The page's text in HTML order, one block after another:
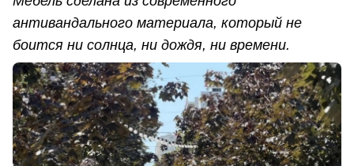
антивандального материала, который не
боится ни солнца, ни дождя, ни времени.